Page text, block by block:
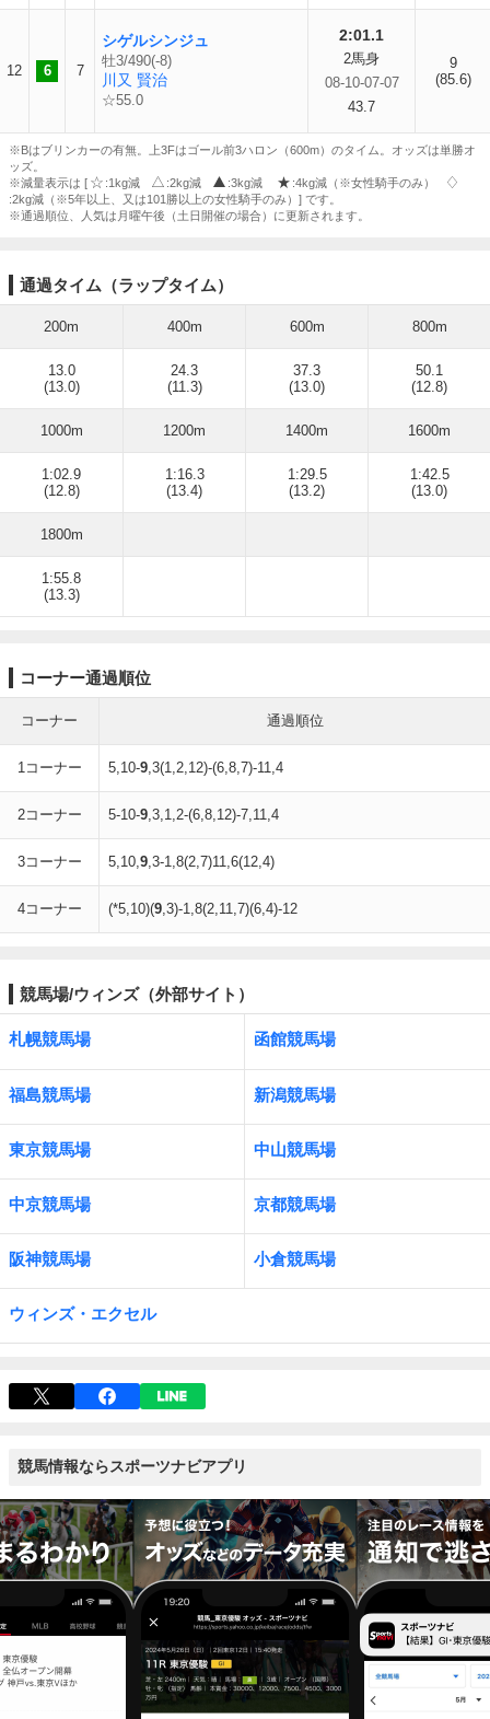
12 6 7
シゲルシンジュ
牡3/490(-8)
川又 賢治
☆55.0
2:01.1
2馬身
08-10-07-07
43.7
9
(85.6)
※Bはブリンカーの有無。上3Fはゴール前3ハロン（600m）のタイム。オッズは単勝オ
ッズ。
※減量表示は [
:1kg減 :2kg減 :3kg減
:4kg減（※女性騎手のみ）
:2kg減（※5年以上、又は101勝以上の女性騎手のみ）] です。
※通過順位、人気は月曜午後（土日開催の場合）に更新されます。
通過タイム（ラップタイム）
200m 400m 600m 800m
13.0
(13.0)
24.3
(11.3)
37.3
(13.0)
50.1
(12.8)
1000m 1200m 1400m 1600m
1:02.9
(12.8)
1:16.3
(13.4)
1:29.5
(13.2)
1:42.5
(13.0)
1800m
1:55.8
(13.3)
コーナー通過順位
コーナー 通過順位
1コーナー 5,10-9,3(1,2,12)-(6,8,7)-11,4
2コーナー 5-10-9,3,1,2-(6,8,12)-7,11,4
3コーナー 5,10,9,3-1,8(2,7)11,6(12,4)
4コーナー (*5,10)(9,3)-1,8(2,11,7)(6,4)-12
競馬場/ウィンズ（外部サイト）
札幌競馬場 函館競馬場
福島競馬場 新潟競馬場
東京競馬場 中山競馬場
中京競馬場 京都競馬場
阪神競馬場 小倉競馬場
ウィンズ・エクセル
競馬情報ならスポーツナビアプリ